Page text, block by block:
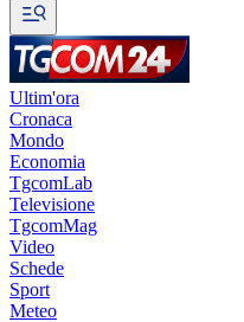
Ultim'ora
Cronaca
Mondo
Economia
TgcomLab
Televisione
TgcomMag
Video
Schede
Sport
Meteo